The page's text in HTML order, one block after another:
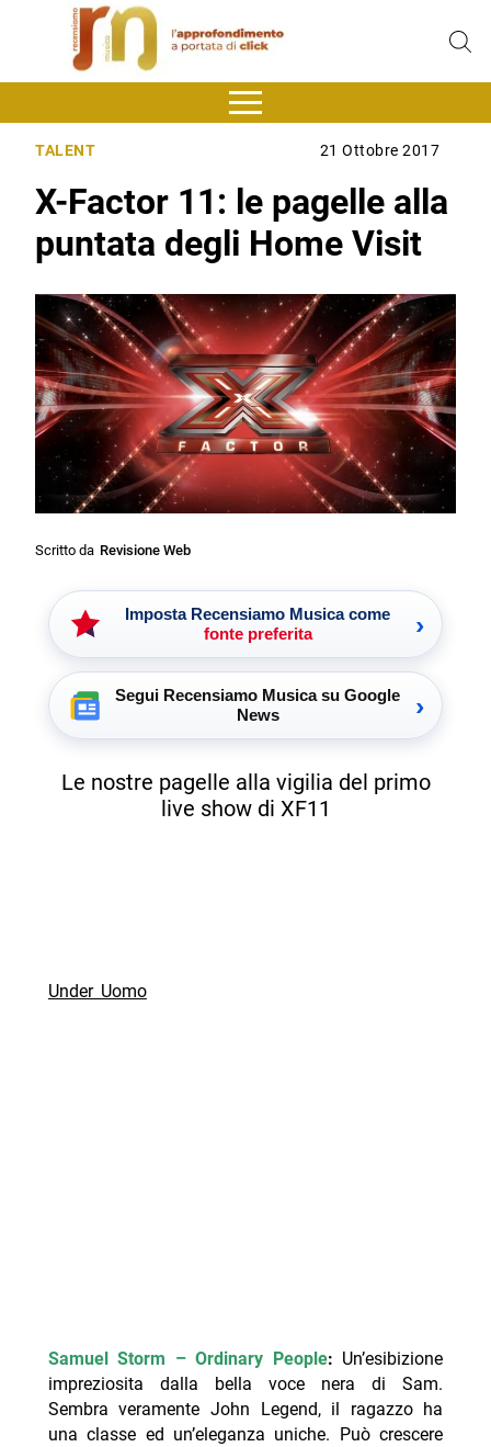
TALENT 21 Ottobre 2017
X-Factor 11: le pagelle alla
puntata degli Home Visit
Scritto da Revisione Web
Imposta Recensiamo Musica come
fonte preferita
›
Segui Recensiamo Musica su Google
News
›
Le nostre pagelle alla vigilia del primo
live show di XF11
Under Uomo
Samuel Storm – Ordinary People: Un’esibizione
impreziosita dalla bella voce nera di Sam.
Sembra veramente John Legend, il ragazzo ha
una classe ed un’eleganza uniche. Può crescere